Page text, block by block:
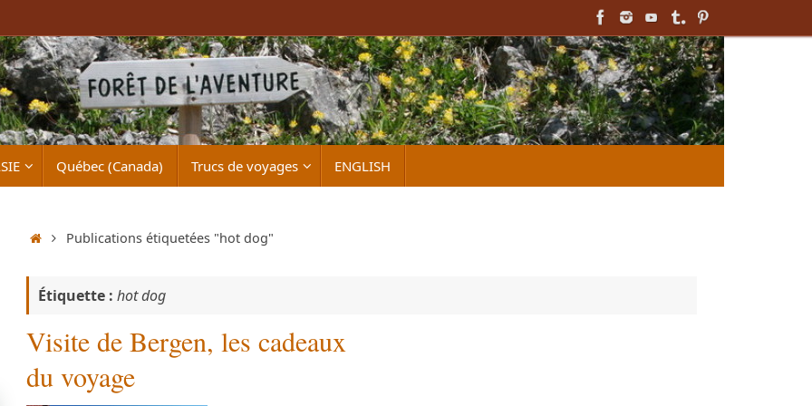
Québec (Canada) Trucs de voyages ENGLISH
Accueil
Publications étiquetées "hot dog"
Étiquette : hot dog
Visite de Bergen, les cadeaux
du voyage